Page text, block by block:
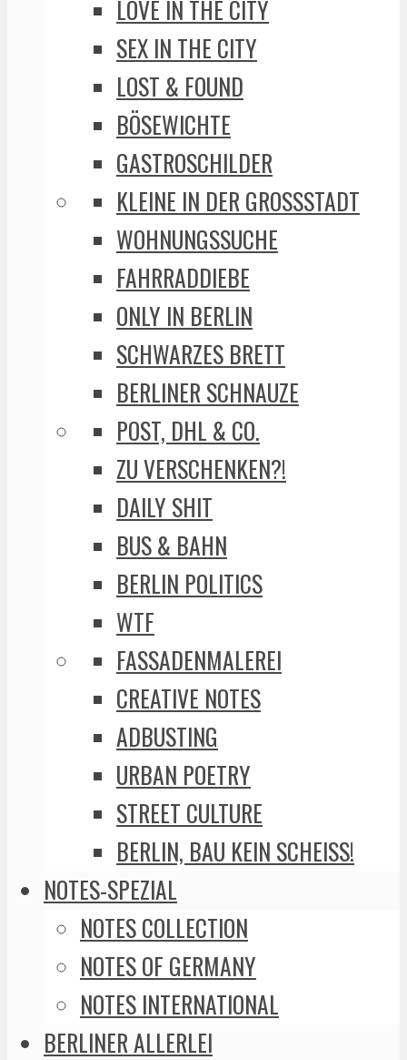
LOVE IN THE CITY
SEX IN THE CITY
LOST & FOUND
BÖSEWICHTE
GASTROSCHILDER
KLEINE IN DER GROSSSTADT
WOHNUNGSSUCHE
FAHRRADDIEBE
ONLY IN BERLIN
SCHWARZES BRETT
BERLINER SCHNAUZE
POST, DHL & CO.
ZU VERSCHENKEN?!
DAILY SHIT
BUS & BAHN
BERLIN POLITICS
WTF
FASSADENMALEREI
CREATIVE NOTES
ADBUSTING
URBAN POETRY
STREET CULTURE
BERLIN, BAU KEIN SCHEISS!
NOTES-SPEZIAL
NOTES COLLECTION
NOTES OF GERMANY
NOTES INTERNATIONAL
BERLINER ALLERLEI